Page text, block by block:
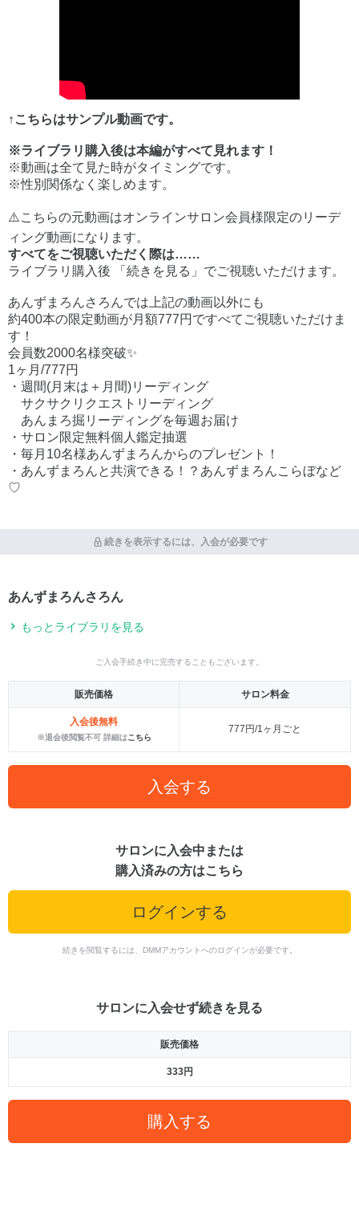
↑こちらはサンプル動画です。
※ライブラリ購入後は本編がすべて見れます！
※動画は全て見た時がタイミングです。
※性別関係なく楽しめます。
⚠️こちらの元動画はオンラインサロン会員様限定のリーデ
ィング動画になります。
すべてをご視聴いただく際は……
ライブラリ購入後 「続きを見る」でご視聴いただけます。
あんずまろんさろんでは上記の動画以外にも
約400本の限定動画が月額777円ですべてご視聴いただけま
す！
会員数2000名様突破✨
1ヶ月/777円
・週間(月末は＋月間)リーディング
サクサクリクエストリーディング
あんまろ掘リーディングを毎週お届け
・サロン限定無料個人鑑定抽選
・毎月10名様あんずまろんからのプレゼント！
・あんずまろんと共演できる！？あんずまろんこらぼなど
♡
続きを表示するには、入会が必要です
あんずまろんさろん
もっとライブラリを見る
ご入会手続き中に完売することもございます。
販売価格 サロン料金
入会後無料
※退会後閲覧不可 詳細はこちら
777円/1ヶ月ごと
入会する
サロンに入会中または
購入済みの方はこちら
ログインする
続きを閲覧するには、DMMアカウントへのログインが必要です。
サロンに入会せず続きを見る
販売価格
333円
購入する